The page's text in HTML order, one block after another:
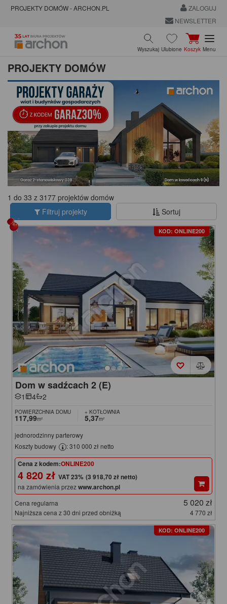
PROJEKTY DOMÓW - ARCHON.PL
ZALOGUJ
NEWSLETTER
Wyszukaj Ulubione Koszyk Menu
PROJEKTY DOMÓW
1 do 33 z 3177 projektów domów
Filtruj projekty
Sortuj
KOD: ONLINE200
Dom w sadźcach 2 (E)
1 4 2
POWIERZCHNIA DOMU
117,99m²
+ KOTŁOWNIA
5,37m²
jednorodzinny parterowy
Koszty budowy
: 310 000 zł netto
Cena z kodem:ONLINE200
4 820 zł (3 918,70 zł netto)
na zamówienia przezwww.archon.pl
Cena regularna 5 020 zł
Najniższa cena z 30 dni przed obniżką 4 770 zł
KOD: ONLINE200